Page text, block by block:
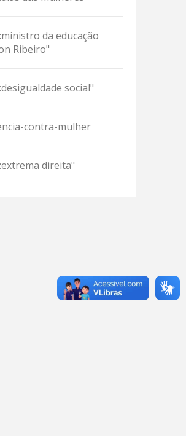
da educação
Ribeiro"
social"
contra-mulher
direita"